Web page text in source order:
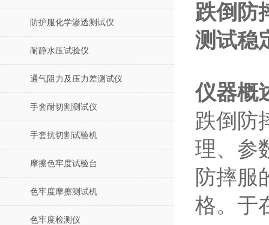
防护服化学渗透测试仪
耐静水压试验仪
通气阻力及压力差测试仪
手套耐切割测试仪
手套抗切割试验机
摩擦色牢度试验台
色牢度摩擦测试机
色牢度检测仪
跌倒防
测试稳
仪器概
跌倒防
理、参
防摔服
格。于